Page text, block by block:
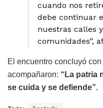
cuando nos
debe continuar
nuestras calles
comunidades”,
El encuentro concluyó
acompañaron: “La patria
se cuida y se defiende”.